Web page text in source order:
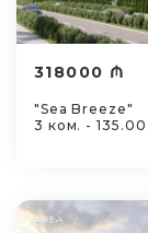
318000 ₼
"Sea Breeze"
3 ком. -